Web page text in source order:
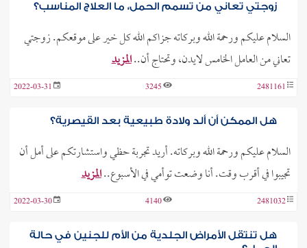
زوجتي تعاني من تسمم الحمل، ما العلاج المناسب؟
السلام عليكم ورحمة الله وبركاته جزاكم الله كل خير على موقعكم. زوجتي
تعاني من العامل الخامس لايدن، وتحتاج أن..المزيد
2481161
3245
2022-03-31
هل الممكن أن ألد ولادة طبيعية بعد القيصرية؟
السلام عليكم ورحمة الله وبركاته. أريد تجربة حظي واستشارتكم على أمل أن
تجيبوا في أقرب وقت. أنا وضعت توأمي في الأسبوع..المزيد
2481032
4140
2022-03-30
هل تنتقل الأمراض الجلدية من الأم للجنين في حالة